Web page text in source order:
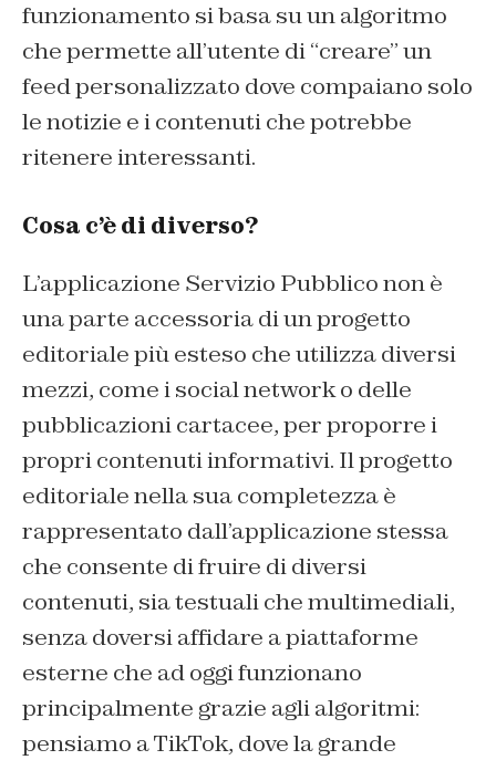
funzionamento si basa su un algoritmo
che permette all’utente di “creare” un
feed personalizzato dove compaiano solo
le notizie e i contenuti che potrebbe
ritenere interessanti.
Cosa c’è di diverso?
L’applicazione Servizio Pubblico non è
una parte accessoria di un progetto
editoriale più esteso che utilizza diversi
mezzi, come i social network o delle
pubblicazioni cartacee, per proporre i
propri contenuti informativi. Il progetto
editoriale nella sua completezza è
rappresentato dall’applicazione stessa
che consente di fruire di diversi
contenuti, sia testuali che multimediali,
senza doversi affidare a piattaforme
esterne che ad oggi funzionano
principalmente grazie agli algoritmi:
pensiamo a TikTok, dove la grande